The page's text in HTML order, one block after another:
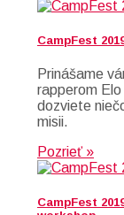
CampFest
Prinášame
rapperom
dozviete
misii.
Pozrieť »
CampFest